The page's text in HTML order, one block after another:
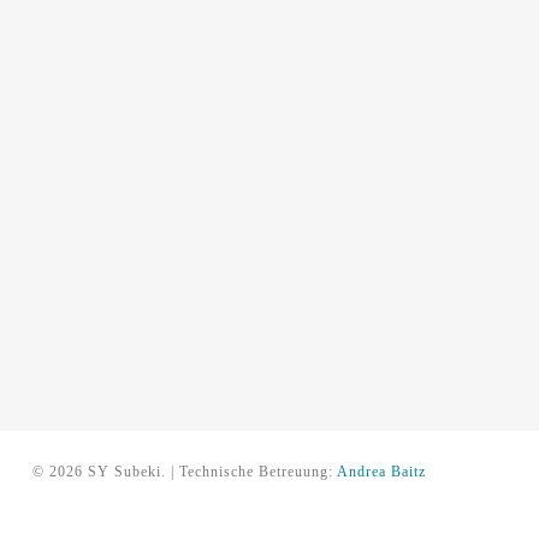
© 2026 SY Subeki. | Technische Betreuung: Andrea Baitz